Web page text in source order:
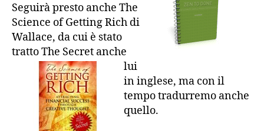
Seguirà presto anche The
Science of Getting Rich di
Wallace, da cui è stato
trattoThe Secret anche
lui
in inglese, ma con il
tempo tradurremo anche
quello.